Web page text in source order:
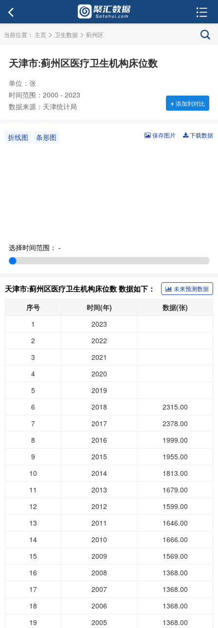
当前位置： 主页 > 卫生数据 > 蓟州区
天津市:蓟州区医疗卫生机构床位数
单位：张
时间范围：2000 - 2023
数据来源：天津统计局
+添加到对比
折线图 条形图 下载数据
保存图片
选择时间范围： -
天津市:蓟州区医疗卫生机构床位数 数据如下： 未来预测数据
序号 时间(年)
数据(张)
1
2023
2
2022
3
2021
4
2020
5
2019
6
2018
2315.00
7
2017
2378.00
8
2016
1999.00
9
2015
1955.00
10
2014
1813.00
11
2013
1679.00
12
2012
1599.00
13
2011
1646.00
14
2010
1666.00
15
2009
1569.00
16
2008
1368.00
17
2007
1368.00
18
2006
1368.00
19
2005
1368.00